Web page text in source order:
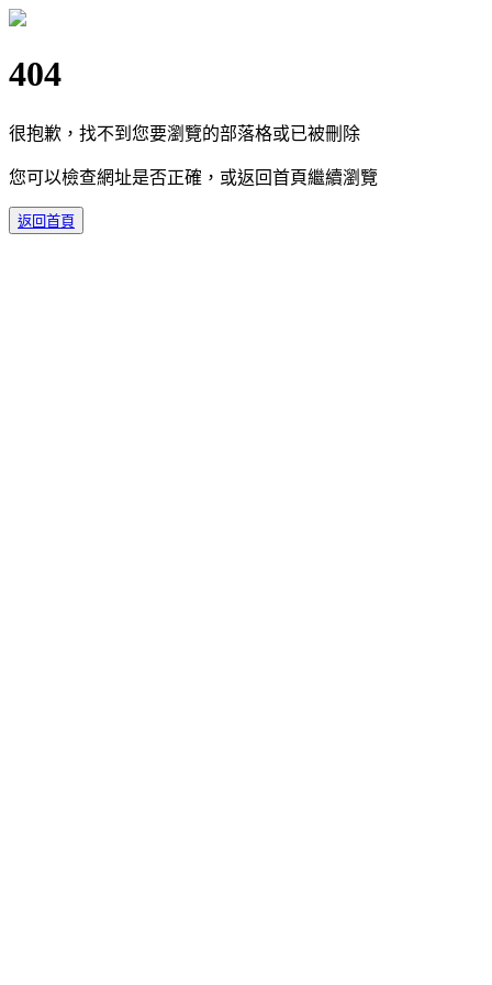
404
很抱歉，找不到您要瀏覽的部落格或已被刪除
您可以檢查網址是否正確，或返回首頁繼續瀏覽
返回首頁